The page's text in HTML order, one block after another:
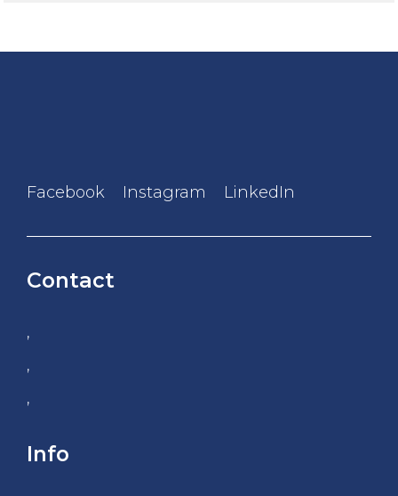
Facebook Instagram LinkedIn
Contact
,
,
,
Info